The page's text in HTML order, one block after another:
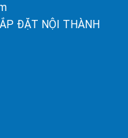
ĐẶT NỘI THÀNH